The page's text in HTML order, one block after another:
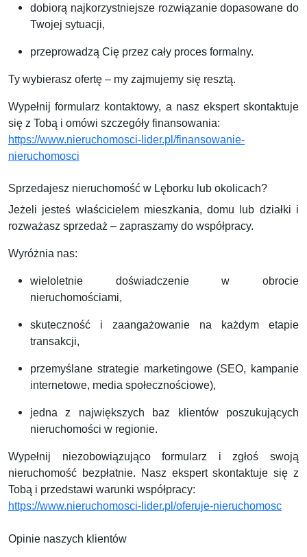
dobiorą najkorzystniejsze rozwiązanie dopasowane do
Twojej sytuacji,
przeprowadzą Cię przez cały proces formalny.
Ty wybierasz ofertę – my zajmujemy się resztą.
Wypełnij formularz kontaktowy, a nasz ekspert skontaktuje
się z Tobą i omówi szczegóły finansowania:
https://www.nieruchomosci-lider.pl/finansowanie-
nieruchomosci
Sprzedajesz nieruchomość w Lęborku lub okolicach?
Jeżeli jesteś właścicielem mieszkania, domu lub działki i
rozważasz sprzedaż – zapraszamy do współpracy.
Wyróżnia nas:
wieloletnie doświadczenie w obrocie
nieruchomościami,
skuteczność i zaangażowanie na każdym etapie
transakcji,
przemyślane strategie marketingowe (SEO, kampanie
internetowe, media społecznościowe),
jedna z największych baz klientów poszukujących
nieruchomości w regionie.
Wypełnij niezobowiązująco formularz i zgłoś swoją
nieruchomość bezpłatnie. Nasz ekspert skontaktuje się z
Tobą i przedstawi warunki współpracy:
https://www.nieruchomosci-lider.pl/oferuje-nieruchomosc
Opinie naszych klientów